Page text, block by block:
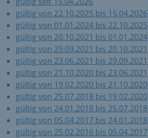
gültig von 22.10.2025 bis 15.04.2026
gültig von 01.01.2024 bis 22.10.2025
gültig von 20.10.2021 bis 01.01.2024
gültig von 29.09.2021 bis 20.10.2021
gültig von 23.06.2021 bis 29.09.2021
gültig von 21.10.2020 bis 23.06.2021
gültig von 19.02.2020 bis 21.10.2020
gültig von 25.07.2018 bis 19.02.2020
gültig von 24.01.2018 bis 25.07.2018
gültig von 05.04.2017 bis 24.01.2018
gültig von 25.02.2016 bis 05.04.2017